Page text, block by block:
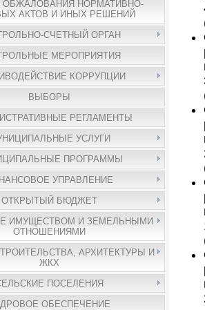
ОБЖАЛОВАНИЯ НОРМАТИВНО-
АКТОВ И ИНЫХ РЕШЕНИЙ
СЧЕТНЫЙ ОРГАН
МЕРОПРИЯТИЯ
КОРРУПЦИИ
ВЫБОРЫ
РЕГЛАМЕНТЫ
УСЛУГИ
ПРОГРАММЫ
УПРАВЛЕНИЕ
ОТКРЫТЫЙ БЮДЖЕТ
ИМУЩЕСТВОМ И ЗЕМЕЛЬНЫМИ
ОТНОШЕНИЯМИ
АРХИТЕКТУРЫ И
ЖКХ
ПОСЕЛЕНИЯ
ОБЕСПЕЧЕНИЕ